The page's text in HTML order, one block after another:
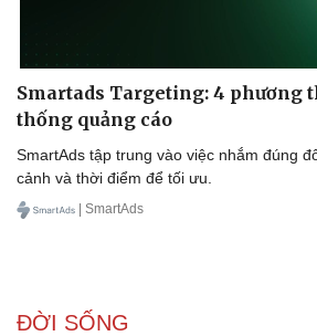
Smartads Targeting: 4 phương
thống quảng cáo
SmartAds tập trung vào việc nhắm đúng
cảnh và thời điểm để tối ưu.
| SmartAds
ĐỜI SỐNG